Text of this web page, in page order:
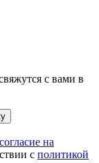
с вами в
согласие на
с политикой